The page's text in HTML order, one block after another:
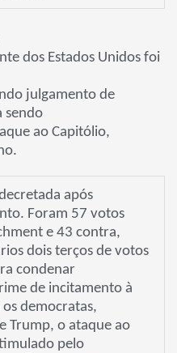
dos Estados Unidos foi
julgamento de
sendo
ao Capitólio,
após
Foram 57 votos
e 43 contra,
dois terços de votos
condenar
de incitamento à
democratas,
Trump, o ataque ao
pelo